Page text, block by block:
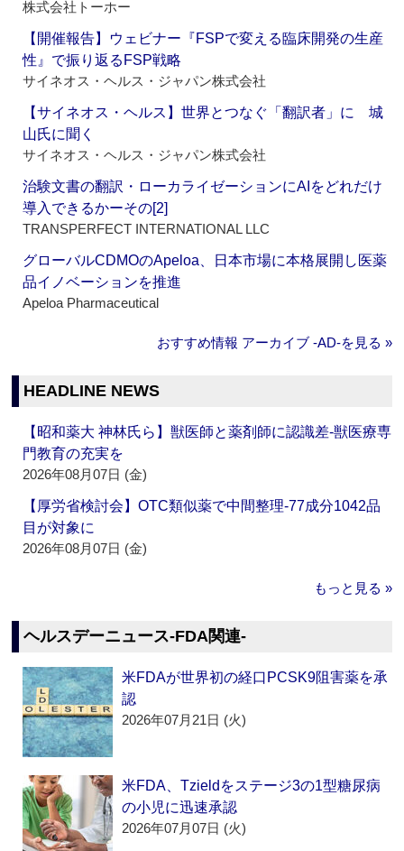
株式会社トーホー
【開催報告】ウェビナー『FSPで変える臨床開発の生産
性』で振り返るFSP戦略
サイネオス・ヘルス・ジャパン株式会社
【サイネオス・ヘルス】世界とつなぐ「翻訳者」に 城
山氏に聞く
サイネオス・ヘルス・ジャパン株式会社
治験文書の翻訳・ローカライゼーションにAIをどれだけ
導入できるかーその[2]
TRANSPERFECT INTERNATIONAL LLC
グローバルCDMOのApeloa、日本市場に本格展開し医薬
品イノベーションを推進
Apeloa Pharmaceutical
おすすめ情報 アーカイブ ‐AD‐を見る »
HEADLINE NEWS
【昭和薬大 神林氏ら】獣医師と薬剤師に認識差‐獣医療専
門教育の充実を
2026年08月07日 (金)
【厚労省検討会】OTC類似薬で中間整理‐77成分1042品
目が対象に
2026年08月07日 (金)
もっと見る »
ヘルスデーニュース‐FDA関連‐
米FDAが世界初の経口PCSK9阻害薬を承
認
2026年07月21日 (火)
米FDA、Tzieldをステージ3の1型糖尿病
の小児に迅速承認
2026年07月07日 (火)